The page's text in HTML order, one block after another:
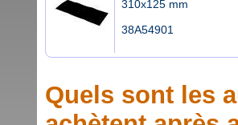
310x125 mm
38A54901
Quels sont les